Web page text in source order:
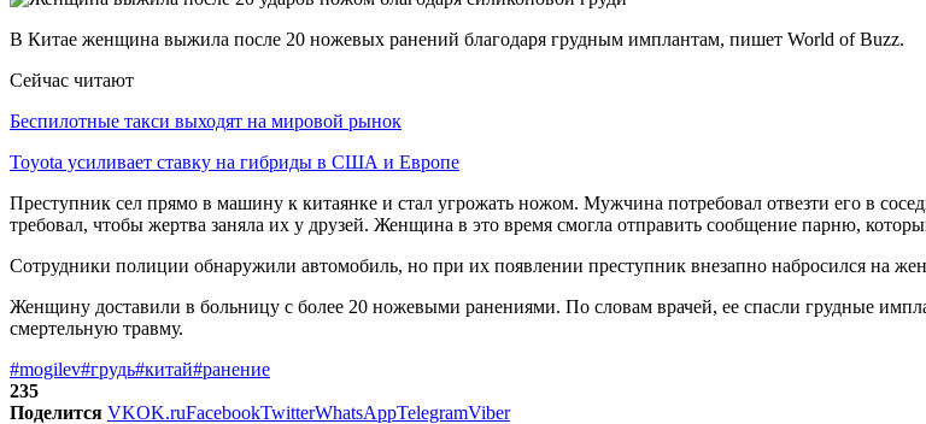
В Китае женщина выжила после 20 ножевых ранений благодаря грудным имплантам, пишет World of Buzz.
Сейчас читают
Беспилотные такси выходят на мировой рынок
Toyota усиливает ставку на гибриды в США и Европе
Преступник сел прямо в машину к китаянке и стал угрожать ножом. Мужчина потребовал отвезти его в
требовал, чтобы жертва заняла их у друзей. Женщина в это время смогла отправить сообщение парню,
Сотрудники полиции обнаружили автомобиль, но при их появлении преступник внезапно набросился на
Женщину доставили в больницу с более 20 ножевыми ранениями. По словам врачей, ее спасли грудные
смертельную травму.
#mogilev#грудь#китай#ранение
235
Поделится VKOK.ruFacebookTwitterWhatsAppTelegramViber